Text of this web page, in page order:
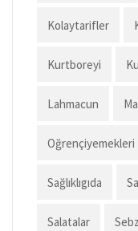
Kolaytarifler
Kurtboreyi
Lahmacun
Oğrençiyemekleri
Sağlıklıgıda
Salatalar